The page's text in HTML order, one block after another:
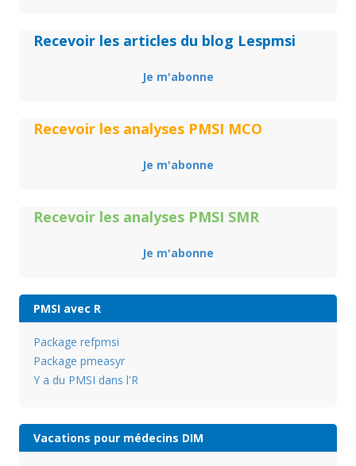
Recevoir les articles du blog Lespmsi
Je m'abonne
Recevoir les analyses PMSI MCO
Je m'abonne
Recevoir les analyses PMSI SMR
Je m'abonne
PMSI avec R
Package refpmsi
Package pmeasyr
Y a du PMSI dans l'R
Vacations pour médecins DIM